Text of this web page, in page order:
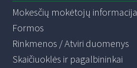
Mokesčių mokėtojų informacija
Formos
Rinkmenos / Atviri duomenys
Skaičiuoklės ir pagalbininkai